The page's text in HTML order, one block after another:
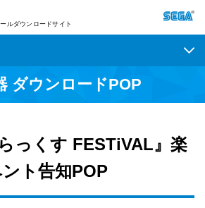
ルダウンロードサイト
ダウンロードPOP
っくす FESTiVAL』楽
ト告知POP